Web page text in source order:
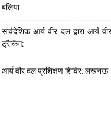
बलिया
सार्वदेशिक आर्य वीर दल द्वारा आर्य
ट्रैकिंग:
आर्य वीर दल प्रशिक्षण शिविर: लखनऊ